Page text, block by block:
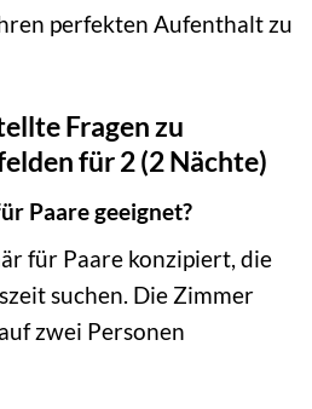
perfekten Aufenthalt zu
Fragen zu
für 2 (2 Nächte)
Paare geeignet?
für Paare konzipiert, die
suchen. Die Zimmer
zwei Personen